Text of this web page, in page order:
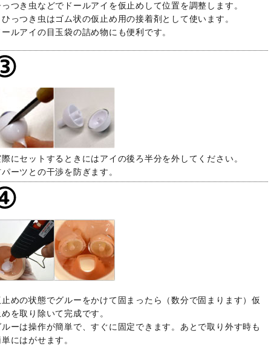
つき虫などでドールアイを仮止めして位置を調整します。
っつき虫はゴム状の仮止め用の接着剤として使います。
ルアイの目玉袋の詰め物にも便利です。
にセットするときにはアイの後ろ半分を外してください。
ーツとの干渉を防ぎます。
止めの状態でグルーをかけて固まったら（数分で固まります）仮
を取り除いて完成です。
ルーは操作が簡単で、すぐに固定できます。あとで取り外す時も
にはがせます。